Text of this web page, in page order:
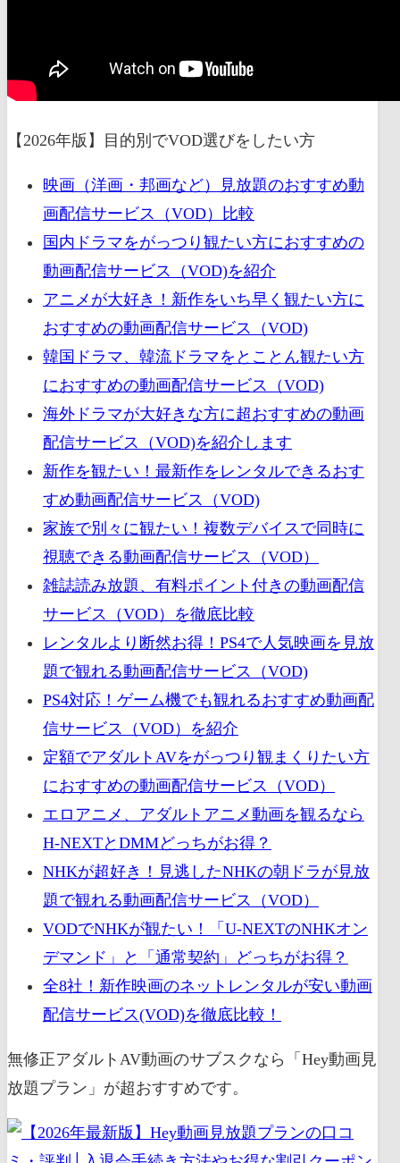
【2026年版】目的別でVOD選びをしたい方
映画（洋画・邦画など）見放題のおすすめ動
画配信サービス（VOD）比較
国内ドラマをがっつり観たい方におすすめの
動画配信サービス（VOD)を紹介
アニメが大好き！新作をいち早く観たい方に
おすすめの動画配信サービス（VOD)
韓国ドラマ、韓流ドラマをとことん観たい方
におすすめの動画配信サービス（VOD)
海外ドラマが大好きな方に超おすすめの動画
配信サービス（VOD)を紹介します
新作を観たい！最新作をレンタルできるおす
すめ動画配信サービス（VOD)
家族で別々に観たい！複数デバイスで同時に
視聴できる動画配信サービス（VOD）
雑誌読み放題、有料ポイント付きの動画配信
サービス（VOD）を徹底比較
レンタルより断然お得！PS4で人気映画を見放
題で観れる動画配信サービス（VOD)
PS4対応！ゲーム機でも観れるおすすめ動画配
信サービス（VOD）を紹介
定額でアダルトAVをがっつり観まくりたい方
におすすめの動画配信サービス（VOD）
エロアニメ、アダルトアニメ動画を観るなら
H-NEXTとDMMどっちがお得？
NHKが超好き！見逃したNHKの朝ドラが見放
題で観れる動画配信サービス（VOD）
VODでNHKが観たい！「U-NEXTのNHKオン
デマンド」と「通常契約」どっちがお得？
全8社！新作映画のネットレンタルが安い動画
配信サービス(VOD)を徹底比較！
無修正アダルトAV動画のサブスクなら「Hey動画見
放題プラン」が超おすすめです。